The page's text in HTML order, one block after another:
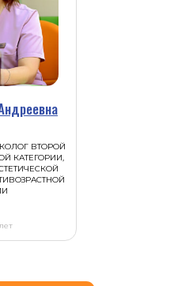
ВТОРОЙ
КАТЕГОРИИ,